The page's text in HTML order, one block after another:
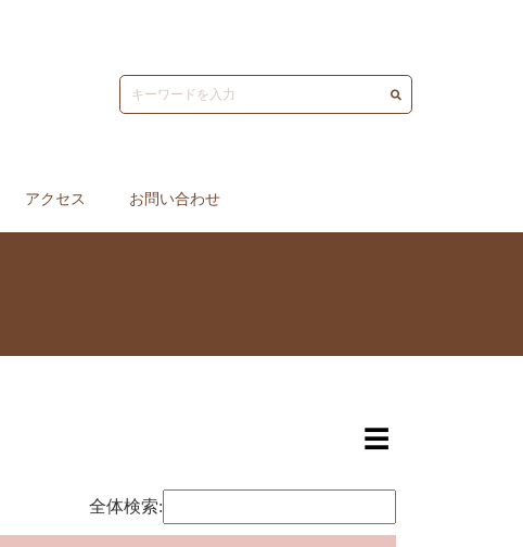
アクセス お問い合わせ
☰
全体検索: